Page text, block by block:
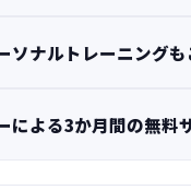
ソナルトレーニングも
による3か月間の無料